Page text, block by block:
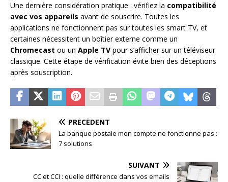
Une dernière considération pratique : vérifiez la compatibilité
avec vos appareils avant de souscrire. Toutes les
applications ne fonctionnent pas sur toutes les smart TV, et
certaines nécessitent un boîtier externe comme un
Chromecast ou un Apple TV pour s’afficher sur un téléviseur
classique. Cette étape de vérification évite bien des déceptions
après souscription.
PRÉCÉDENT
La banque postale mon compte ne fonctionne pas :
7 solutions
SUIVANT
CC et CCI : quelle différence dans vos emails